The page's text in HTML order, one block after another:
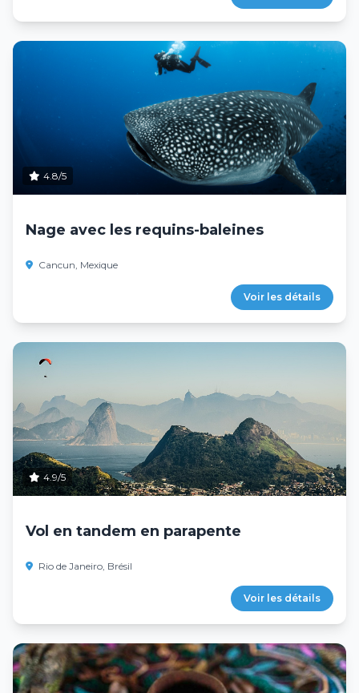
4.8/5
Nage avec les requins-baleines
Cancun, Mexique
Voir les détails
4.9/5
Vol en tandem en parapente
Rio de Janeiro, Brésil
Voir les détails